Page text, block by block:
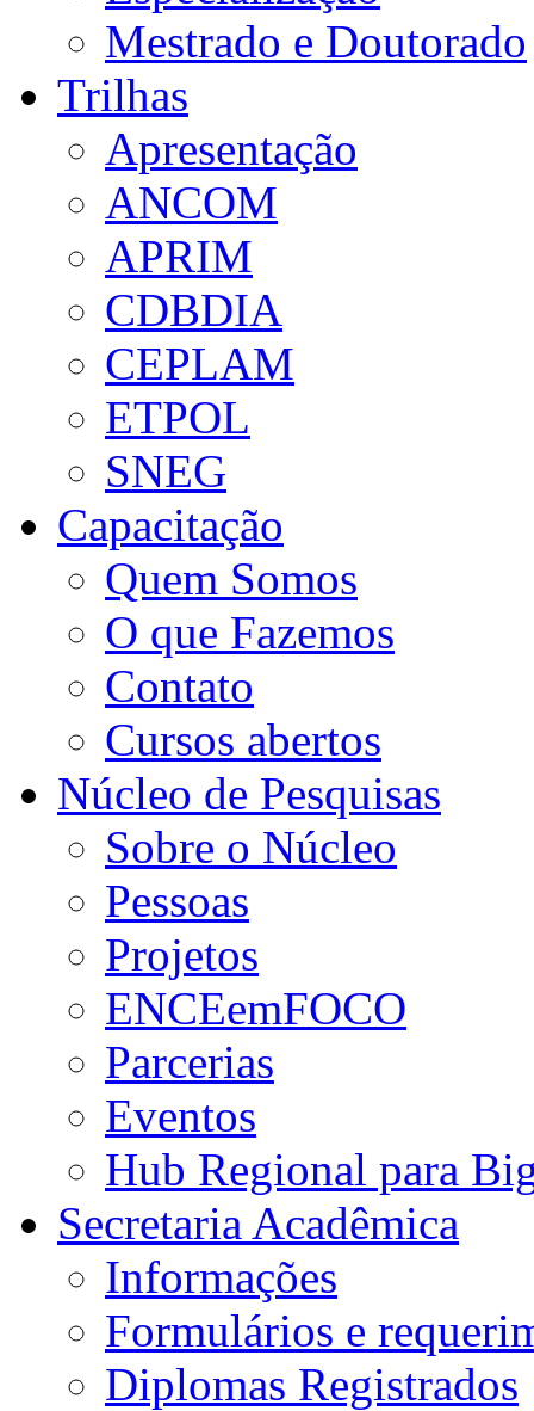
Mestrado e Doutorado
Trilhas
Apresentação
ANCOM
APRIM
CDBDIA
CEPLAM
ETPOL
SNEG
Capacitação
Quem Somos
O que Fazemos
Contato
Cursos abertos
Núcleo de Pesquisas
Sobre o Núcleo
Pessoas
Projetos
ENCEemFOCO
Parcerias
Eventos
Hub Regional para
Secretaria Acadêmica
Informações
Formulários e
Diplomas Registrados